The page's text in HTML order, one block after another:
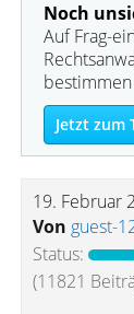
Noch
Auf Frag-
Jetzt zum
19. Februar
Von guest-
Status:
(11821